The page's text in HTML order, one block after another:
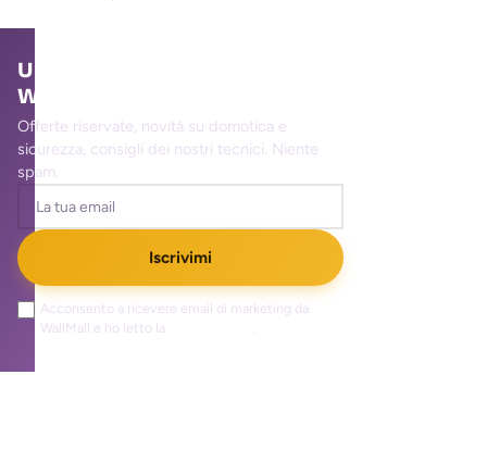
Unisciti alla community
WallMall
Offerte riservate, novità su domotica e
sicurezza, consigli dei nostri tecnici. Niente
spam.
Iscrivimi
Acconsento a ricevere email di marketing da
WallMall e ho letto la
.